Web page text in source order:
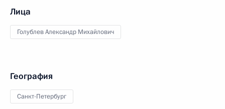
Лица
Голублев Александр Михайлович
География
Санкт-Петербург